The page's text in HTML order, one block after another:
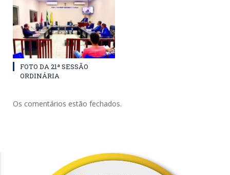
FOTO DA 21ª SESSÃO
ORDINÁRIA
Os comentários estão fechados.